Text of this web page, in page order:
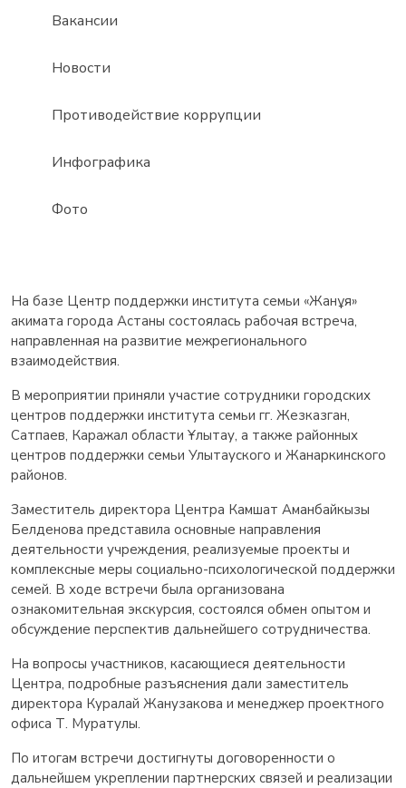
Вакансии
Новости
Противодействие коррупции
Инфографика
Фото
На базе Центр поддержки института семьи «Жанұя»
акимата города Астаны состоялась рабочая встреча,
направленная на развитие межрегионального
взаимодействия.
В мероприятии приняли участие сотрудники городских
центров поддержки института семьи гг. Жезказган,
Сатпаев, Каражал области Ұлытау, а также районных
центров поддержки семьи Улытауского и Жанаркинского
районов.
Заместитель директора Центра Камшат Аманбайкызы
Белденова представила основные направления
деятельности учреждения, реализуемые проекты и
комплексные меры социально-психологической поддержки
семей. В ходе встречи была организована
ознакомительная экскурсия, состоялся обмен опытом и
обсуждение перспектив дальнейшего сотрудничества.
На вопросы участников, касающиеся деятельности
Центра, подробные разъяснения дали заместитель
директора Куралай Жанузакова и менеджер проектного
офиса Т. Муратулы.
По итогам встречи достигнуты договоренности о
дальнейшем укреплении партнерских связей и реализации